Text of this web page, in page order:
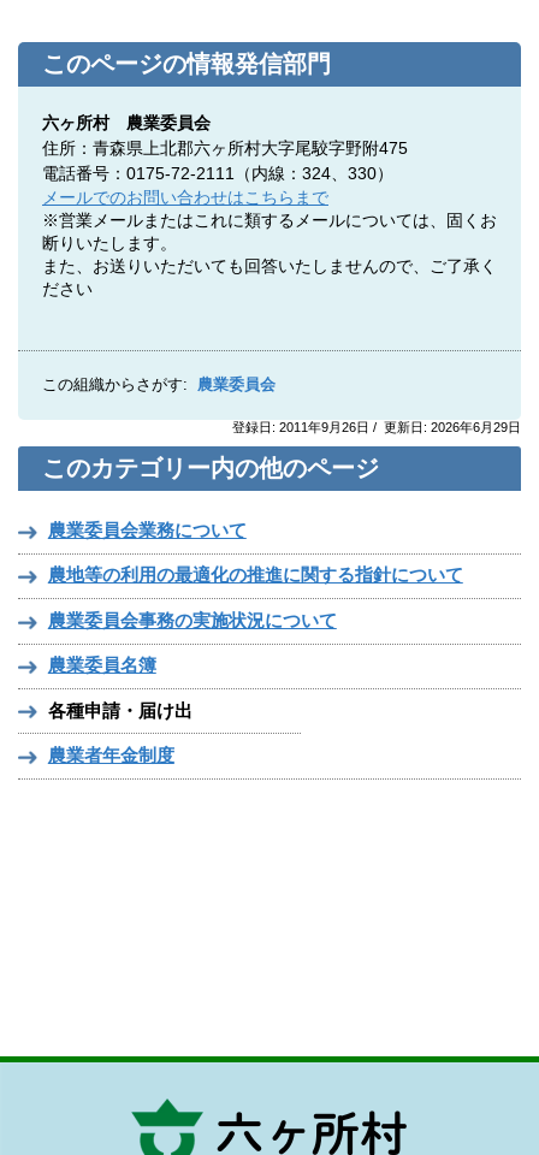
このページの情報発信部門
六ヶ所村 農業委員会
住所：青森県上北郡六ヶ所村大字尾駮字野附475
電話番号：0175-72-2111（内線：324、330）
メールでのお問い合わせはこちらまで
※営業メールまたはこれに類するメールについては、固くお
断りいたします。
また、お送りいただいても回答いたしませんので、ご了承く
ださい
この組織からさがす: 農業委員会
登録日: 2011年9月26日 / 更新日: 2026年6月29日
このカテゴリー内の他のページ
農業委員会業務について
農地等の利用の最適化の推進に関する指針について
農業委員会事務の実施状況について
農業委員名簿
各種申請・届け出
農業者年金制度